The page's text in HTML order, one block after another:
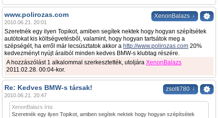
XenonBalazs ↓
www.polirozas.com
2010.06.21. 20:01
Szeretnék egy ilyen Topikot, amiben segítek nektek hogy hogyan szépítsétek
autótokat kis költségvetésből, valamint, hogy hogyan tartsátok meg a
szépségét, ha erről már lecsúsztatok akkor a http://www.polirozas.com 20%
kedvezményt nyújt áraiból minden kedves BMW-s klubtag részére.
A hozzászólást 1 alkalommal szerkesztették, utoljára XenonBalazs
2011.02.28. 00:04-kor.
zsolti780 ↓
Re: Kedves BMW-s társak!
2010.06.21. 20:47
XenonBalazs írta:
Szeretnék egy ilyen Topikot, amiben segítek nektek hogy hogyan szépítsétek